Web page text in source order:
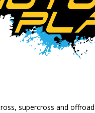
supercross and